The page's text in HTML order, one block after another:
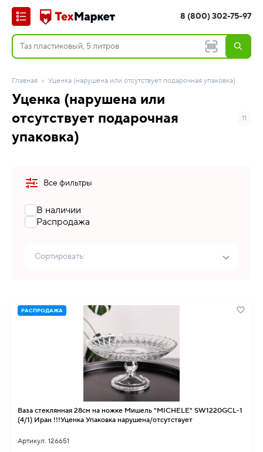
8 (800) 302-75-97
Главная Уценка (нарушена или отсутствует подарочная упаковка)
Уценка (нарушена или
отсутствует подарочная
упаковка)
11
Все фильтры
В наличии
Распродажа
Сортировать:
РАСПРОДАЖА
Ваза стеклянная 28см на ножке Мишель "MICHELE" SW1220GCL-1
(4/1) Иран !!!Уценка Упаковка нарушена/отсутствует
Артикул: 126651